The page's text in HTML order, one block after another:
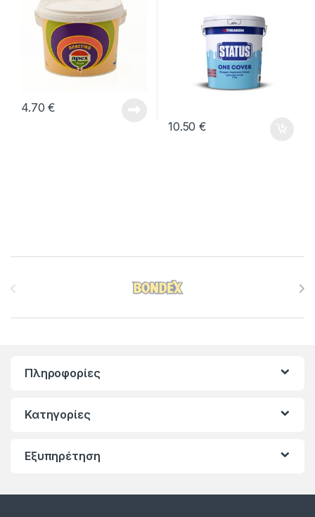
4.70€
10.50€
Πληροφορίες
Κατηγορίες
Εξυπηρέτηση